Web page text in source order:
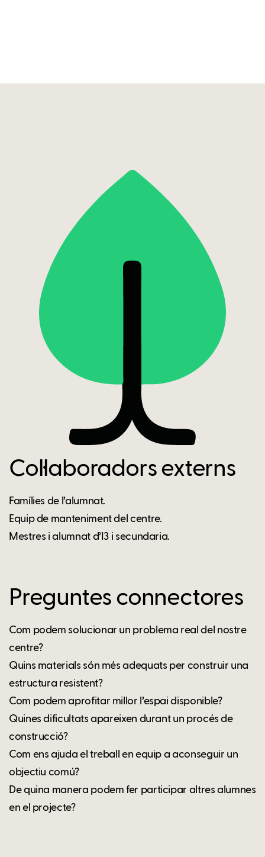
Col·laboradors externs
Famílies de l’alumnat.
Equip de manteniment del centre.
Mestres i alumnat d’I3 i secundaria.
Preguntes connectores
Com podem solucionar un problema real del nostre
centre?
Quins materials són més adequats per construir una
estructura resistent?
Com podem aprofitar millor l’espai disponible?
Quines dificultats apareixen durant un procés de
construcció?
Com ens ajuda el treball en equip a aconseguir un
objectiu comú?
De quina manera podem fer participar altres alumnes
en el projecte?